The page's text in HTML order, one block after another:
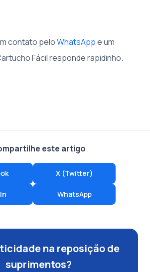
contato peloWhatsAppe um
Fácil responde rapidinho.
este artigo
X (Twitter)
WhatsApp
na reposição de
suprimentos?